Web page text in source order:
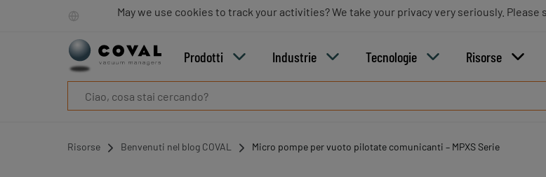
Prodotti Industrie Tecnologie Risorse
Risorse Benvenuti nel blog COVAL Micro pompe per vuoto pilotate comunicanti – MPXS Serie
Tecnologie
Informazioni
May we use cookies to track your activities? We take your privacy very seriously.